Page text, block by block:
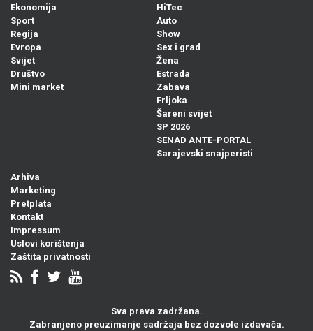
Ekonomija
Sport
Regija
Evropa
Svijet
Društvo
Mini market
HiTec
Auto
Show
Sex i grad
Žena
Estrada
Zabava
Frljoka
Šareni svijet
SP 2026
SENAD ANTE-PORTAL
Sarajevski snajperisti
Arhiva
Marketing
Pretplata
Kontakt
Impressum
Uslovi korištenja
Zaštita privatnosti
Sva prava zadržana.
Zabranjeno preuzimanje sadržaja bez dozvole izdavača.